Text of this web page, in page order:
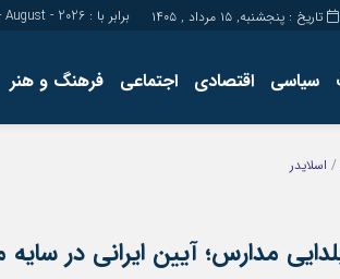
تاریخ : پنجشنبه, ۱۵ مرداد , ۱۴۰۵ برابر با : Thursday - 6 - August - 2026
سیاسی اقتصادی اجتماعی فرهنگ و هنر
/ اسلایدر
مدارس؛ آیین ایرانی در